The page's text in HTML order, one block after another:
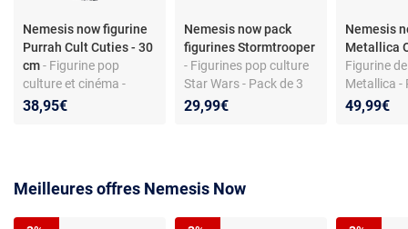
Nemesis now figurine
Purrah Cult Cuties - 30
cm- Figurine pop
culture et cinéma -
licence Purrah -
38,95€
Nemesis now pack
figurines Stormtrooper
- Figurines pop culture
Star Wars - Pack de 3
résine - Peintes à la
29,99€
Nemesis
Metallica
Figurine
Metallica -
peinte à la
49,99€
Meilleures offres Nemesis Now